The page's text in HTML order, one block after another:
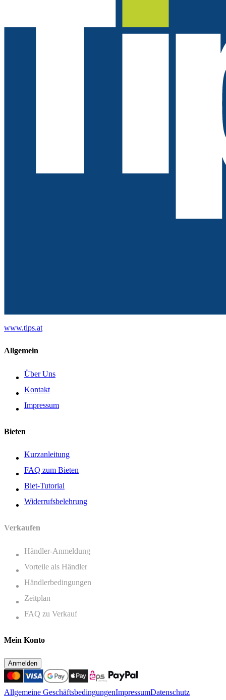
www.tips.at
Allgemein
Über Uns
Kontakt
Impressum
Bieten
Kurzanleitung
FAQ zum Bieten
Biet-Tutorial
Widerrufsbelehrung
Verkaufen
Händler-Anmeldung
Vorteile als Händler
Händlerbedingungen
Zeitplan
FAQ zu Verkauf
Mein Konto
Anmelden
Allgemeine GeschäftsbedingungenImpressumDatenschutz